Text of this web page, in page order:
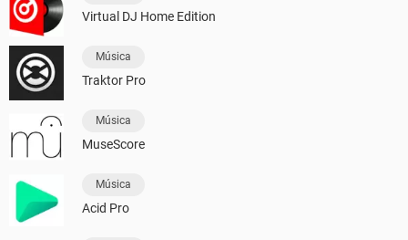
Virtual DJ Home Edition
Música
Traktor Pro
Música
MuseScore
Música
Acid Pro